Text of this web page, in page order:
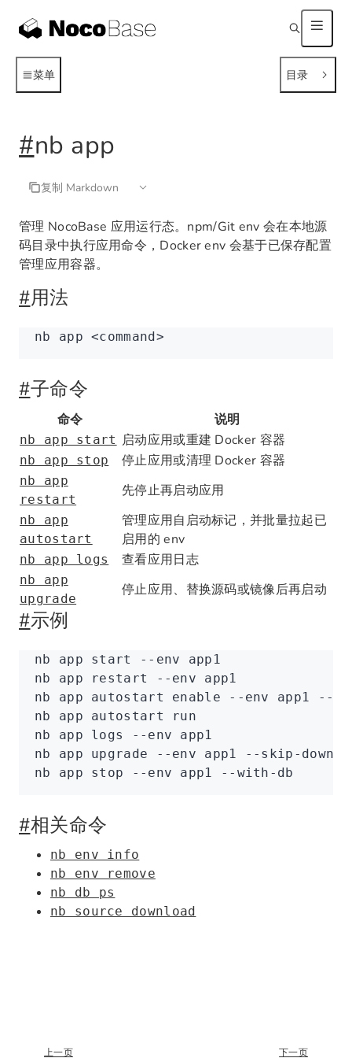
菜单 目录
#nb app
复制 Markdown
管理 NocoBase 应用运行态。npm/Git env 会在本地源
码目录中执行应用命令，Docker env 会基于已保存配置
管理应用容器。
#用法
nb app <command>
#子命令
命令 说明
nb app start 启动应用或重建 Docker 容器
nb app stop 停止应用或清理 Docker 容器
nb app
restart
先停止再启动应用
nb app
autostart
管理应用自启动标记，并批量拉起已
启用的 env
nb app logs 查看应用日志
nb app
upgrade
停止应用、替换源码或镜像后再启动
#示例
nb app start --env app1
nb app restart --env app1
nb app autostart enable --env app1 --
nb app autostart run
nb app logs --env app1
nb app upgrade --env app1 --skip-
nb app stop --env app1 --with-db
#相关命令
nb env info
nb env remove
nb db ps
nb source download
上一页 下一页